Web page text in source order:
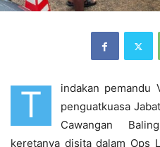
T
indakan pemandu
penguatkuasa
Cawangan
keretanya disita dalam Ops